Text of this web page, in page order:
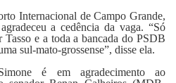
Internacional de Campo Grande,
a cedência da vaga. “Só
Tasso e a toda a bancada do PSDB
sul-mato-grossense”, disse ela.
é em agradecimento ao